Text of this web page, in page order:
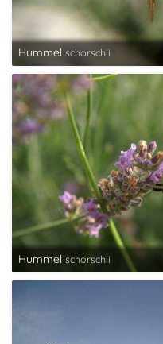
Hummel schorschii
Hummel schorschii